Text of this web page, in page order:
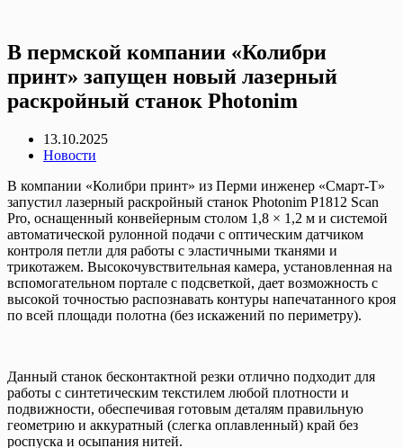
В пермской компании «Колибри
принт» запущен новый лазерный
раскройный станок Photonim
13.10.2025
Новости
В компании «Колибри принт» из Перми инженер «Смарт-Т»
запустил лазерный раскройный станок Photonim P1812 Scan
Pro, оснащенный конвейерным столом 1,8 × 1,2 м и системой
автоматической рулонной подачи с оптическим датчиком
контроля петли для работы с эластичными тканями и
трикотажем. Высокочувствительная камера, установленная на
вспомогательном портале с подсветкой, дает возможность с
высокой точностью распознавать контуры напечатанного кроя
по всей площади полотна (без искажений по периметру).
Данный станок бесконтактной резки отлично подходит для
работы с синтетическим текстилем любой плотности и
подвижности, обеспечивая готовым деталям правильную
геометрию и аккуратный (слегка оплавленный) край без
роспуска и осыпания нитей.